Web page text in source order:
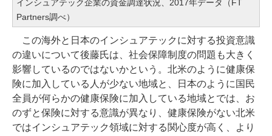
インシュアテック企業の資金調達状況、2017年データ（FT
Partners調べ）
この海外と日本のインシュアテックに対する投資意識
の違いについて後藤氏は、社会保障制度の問題も大きく
影響しているのではないかという。北米のように健康保
険に加入している人が少ない地域と、日本のように国民
全員が何らかの健康保険に加入している地域とでは、お
のずと保険に対する意識が異なり、健康保険がない北米
ではインシュアテック領域に対する関心度が高く、より